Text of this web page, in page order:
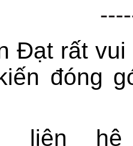
Đạt rất
đóng
liên